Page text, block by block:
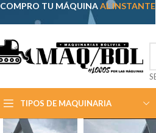
TIPOS DE MAQUINARIA
COMPRO TU MÁQUINAAL INSTANTE